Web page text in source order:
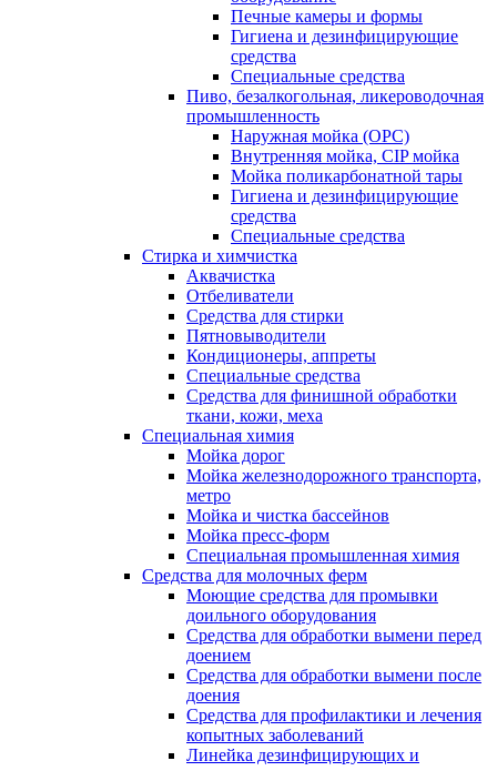
Печные камеры и формы
Гигиена и дезинфицирующие
средства
Специальные средства
Пиво, безалкогольная, ликероводочная
промышленность
Наружная мойка (ОРС)
Внутренняя мойка, CIP мойка
Мойка поликарбонатной тары
Гигиена и дезинфицирующие
средства
Специальные средства
Стирка и химчистка
Аквачистка
Отбеливатели
Средства для стирки
Пятновыводители
Кондиционеры, аппреты
Специальные средства
Средства для финишной обработки
ткани, кожи, меха
Специальная химия
Мойка дорог
Мойка железнодорожного транспорта,
метро
Мойка и чистка бассейнов
Мойка пресс-форм
Специальная промышленная химия
Средства для молочных ферм
Моющие средства для промывки
доильного оборудования
Средства для обработки вымени перед
доением
Средства для обработки вымени после
доения
Средства для профилактики и лечения
копытных заболеваний
Линейка дезинфицирующих и